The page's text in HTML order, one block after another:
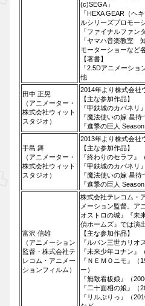
(c)SEGA」
「HEXA GEAR（ヘ
ルシリーズプロモー
「ファイナルファン
「ヤマハ音楽教室
モーターショーなど
【著書】
「2.5Dアニメーショ
他
田中 正晃
（アニメーター・
株式会社ウィット
スタジオ）
2014年より株式会社
【主な参加作品】
『甲鉄城のカバネリ
『魔法使いの嫁 星待
『進撃の巨人
手島 舞
（アニメーター・
株式会社ウィット
スタジオ）
2013年より株式会社
【主な参加作品】
『終わりのセラフ』
『甲鉄城のカバネリ
『魔法使いの嫁 星待
『進撃の巨人
富沢 信雄
（アニメーション
監督・株式会社テ
レコム・アニメー
ションフィルム）
株式会社テレコム・
メーション監督。ア
オストロの城』『未
偵ホームズ』では演
【主な参加作品】
『ルパン三世カリオ
『未来少年コナン』
『ＮＥＭＯニモ』（
ー）
『無敵看板娘』（
『二十面相の娘』（
『リルぷりっ』（